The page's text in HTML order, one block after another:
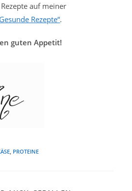
auf meiner
Rezepte“.
guten Appetit!
PROTEINE